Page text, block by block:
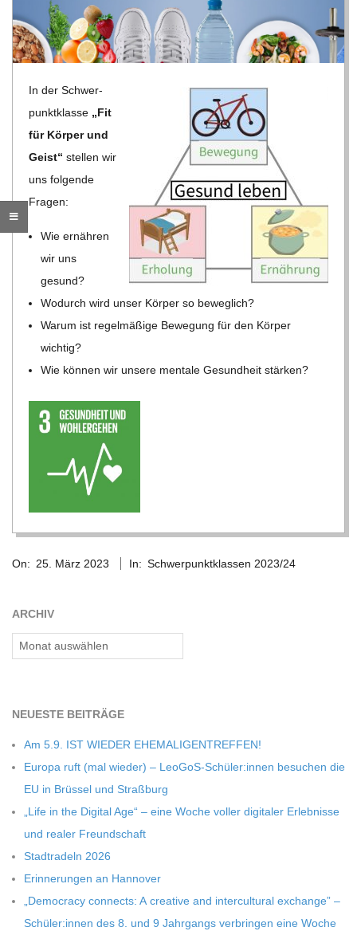
R
E
G
O
L
D
S
C
H
D
T
-
C
H
U
L
E
In der Schwer­
punkt­klasse „Fit
für Kör­per und
Geist“ stel­len wir
uns fol­gende
Fragen:
Wie ernäh­ren
wir uns
gesund?
Wodurch wird unser Kör­per so beweglich?
Warum ist regel­mä­ßige Bewe­gung für den Kör­per
wichtig?
Wie kön­nen wir unsere men­tale Gesund­heit stärken?
03-
On: 25. März 2023 In: Schwerpunktklassen 2023/24
ARCHIV
Archiv
NEU­ESTE BEITRÄGE
Am 5.9. IST WIEDER EHEMALIGENTREFFEN!
Europa ruft (mal wie­der) – LeoGoS-Schüler:innen besu­chen die
EU in Brüs­sel und Straßburg
„Life in the Digi­tal Age“ – eine Woche vol­ler digi­ta­ler Erleb­nisse
und rea­ler Freundschaft
Stadt­ra­deln 2026
Erin­ne­run­gen an Hannover
„Demo­cracy con­nects: A crea­tive and inter­cul­tu­ral exch­ange” –
Schüler:innen des 8. und 9 Jahr­gangs ver­brin­gen eine Woche